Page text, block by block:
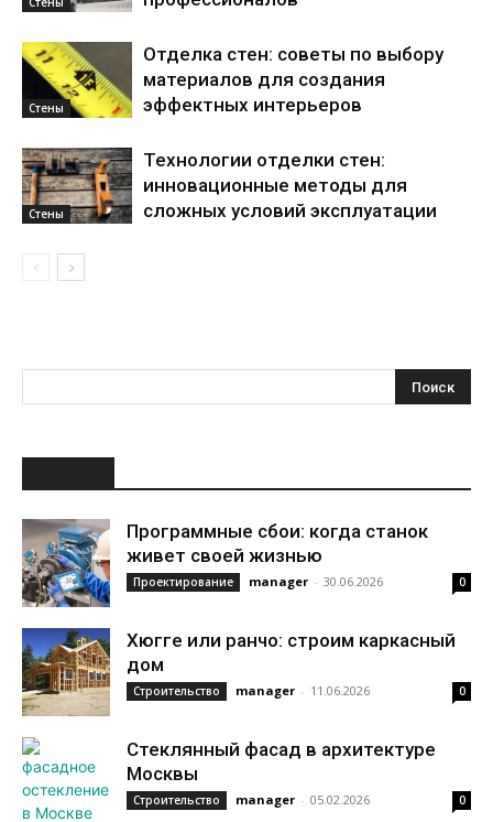
Стены
Отделка стен: советы по выбору
материалов для создания
эффектных интерьеров
Стены
Технологии отделки стен:
инновационные методы для
сложных условий эксплуатации
Программные сбои: когда станок
живет своей жизнью
Проектирование manager - 30.06.2026 0
Хюгге или ранчо: строим каркасный
дом
Строительство manager - 11.06.2026 0
Стеклянный фасад в архитектуре
Москвы
Строительство manager - 05.02.2026 0